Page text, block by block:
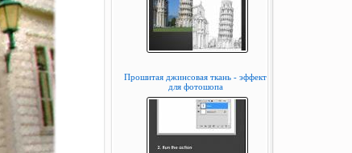
Прошитая джинсовая ткань - эффект
для фотошопа